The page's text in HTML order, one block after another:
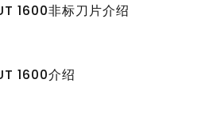
1600非标刀片介绍
1600介绍